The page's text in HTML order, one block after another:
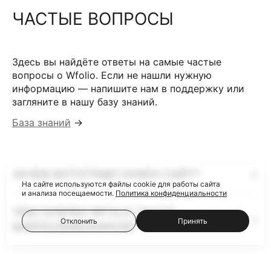
ЧАСТЫЕ ВОПРОСЫ
Здесь вы найдёте ответы на самые частые
вопросы о Wfolio. Если не нашли нужную
информацию — напишите нам в поддержку или
загляните в нашу базу знаний.
База знаний →
ЧЕМ ГАЛЕРЕИ WFOLIO ЛУЧШЕ
ФАЙЛООБМЕННИКОВ?
На сайте используются файлы cookie для работы сайта
и анализа посещаемости. Политика конфиденциальности
Отклонить Принять